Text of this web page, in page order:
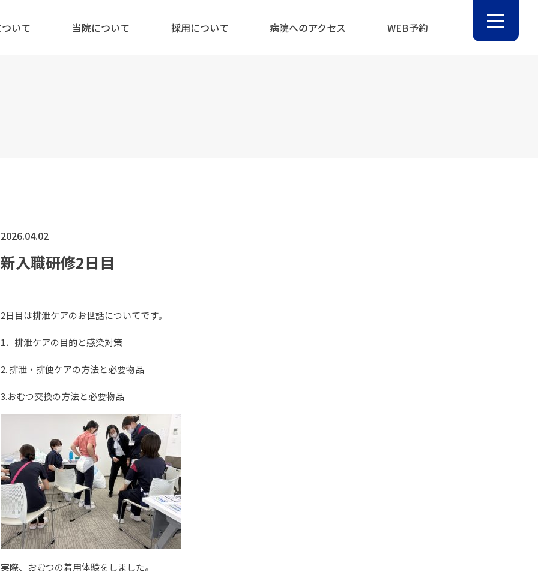
いて 当院について 採用について 病院へのアクセス WEB予約
2026.04.02
新入職研修2日目
2日目は排泄ケアのお世話についてです。
1．排泄ケアの目的と感染対策
2. 排泄・排便ケアの方法と必要物品
3.おむつ交換の方法と必要物品
実際、おむつの着用体験をしました。